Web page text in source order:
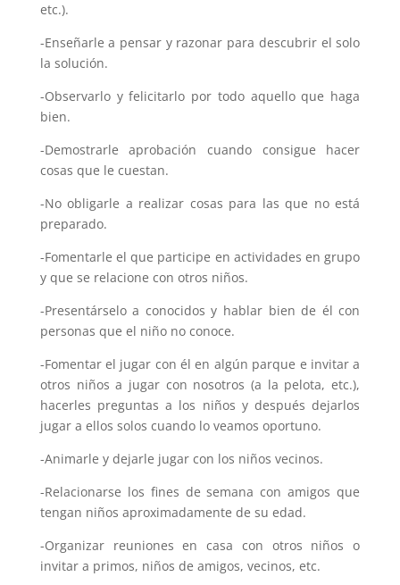
etc.).
-Enseñarle a pensar y razonar para descubrir el solo
la solución.
-Observarlo y felicitarlo por todo aquello que haga
bien.
-Demostrarle aprobación cuando consigue hacer
cosas que le cuestan.
-No obligarle a realizar cosas para las que no está
preparado.
-Fomentarle el que participe en actividades en grupo
y que se relacione con otros niños.
-Presentárselo a conocidos y hablar bien de él con
personas que el niño no conoce.
-Fomentar el jugar con él en algún parque e invitar a
otros niños a jugar con nosotros (a la pelota, etc.),
hacerles preguntas a los niños y después dejarlos
jugar a ellos solos cuando lo veamos oportuno.
-Animarle y dejarle jugar con los niños vecinos.
-Relacionarse los fines de semana con amigos que
tengan niños aproximadamente de su edad.
-Organizar reuniones en casa con otros niños o
invitar a primos, niños de amigos, vecinos, etc.